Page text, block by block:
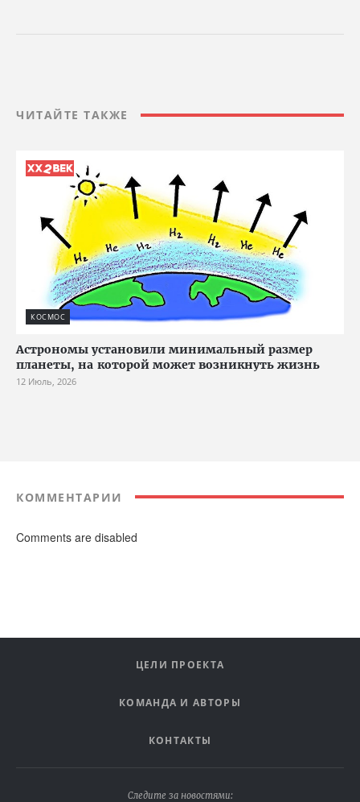
ЧИТАЙТЕ ТАКЖЕ
КОСМОС
Астрономы установили минимальный размер
планеты, на которой может возникнуть жизнь
12 Июль, 2026
КОММЕНТАРИИ
Comments are disabled
ЦЕЛИ ПРОЕКТА
КОМАНДА И АВТОРЫ
КОНТАКТЫ
Следите за новостями: